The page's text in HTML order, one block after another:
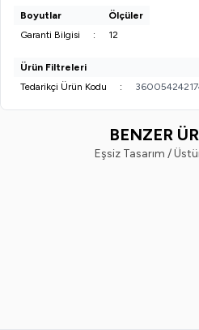
Boyutlar
Ölçüler
Garanti Bilgisi
: 12
Ürün Filtreleri
Tedarikçi Ürün Kodu
:
BENZER
Eşsiz Tasarım /